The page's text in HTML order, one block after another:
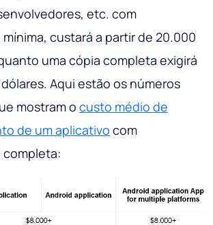
etc. com
custará a partir de 20.000
uma cópia completa exigirá
dólares. Aqui estão os números
mostram o custo médio de
de um aplicativo com